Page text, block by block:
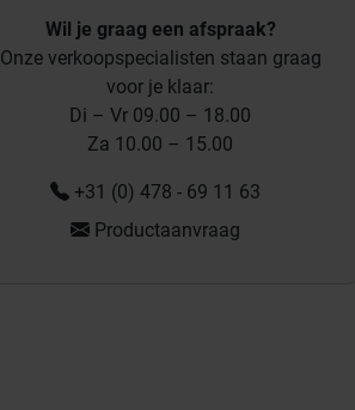
Wil je graag een afspraak?
Onze verkoopspecialisten staan graag
voor je klaar:
Di – Vr 09.00 – 18.00
Za 10.00 – 15.00
+31 (0) 478 - 69 11 63
Productaanvraag